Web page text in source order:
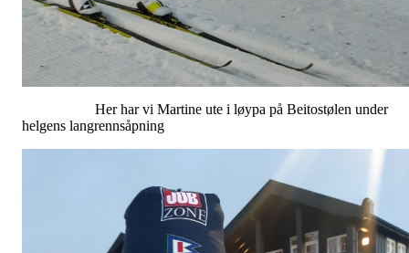
Her har vi Martine ute i løypa på Beitostølen under
helgens langrennsåpning